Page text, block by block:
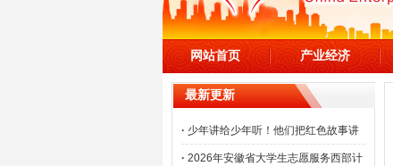
网站首页 产业经济
最新更新
· 少年讲给少年听！他们把红色故事讲
· 2026年安徽省大学生志愿服务西部计